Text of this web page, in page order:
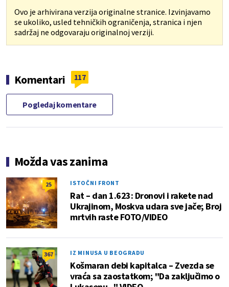
Ovo je arhivirana verzija originalne stranice. Izvinjavamo
se ukoliko, usled tehničkih ograničenja, stranica i njen
sadržaj ne odgovaraju originalnoj verziji.
Komentari 117
Pogledaj komentare
Možda vas zanima
25 ISTOČNI FRONT
Rat – dan 1.623: Dronovi i rakete nad
Ukrajinom, Moskva udara sve jače; Broj
mrtvih raste FOTO/VIDEO
367 IZ MINUSA U BEOGRADU
Košmaran debi kapitalca – Zvezda se
vraća sa zaostatkom; "Da zaključimo o